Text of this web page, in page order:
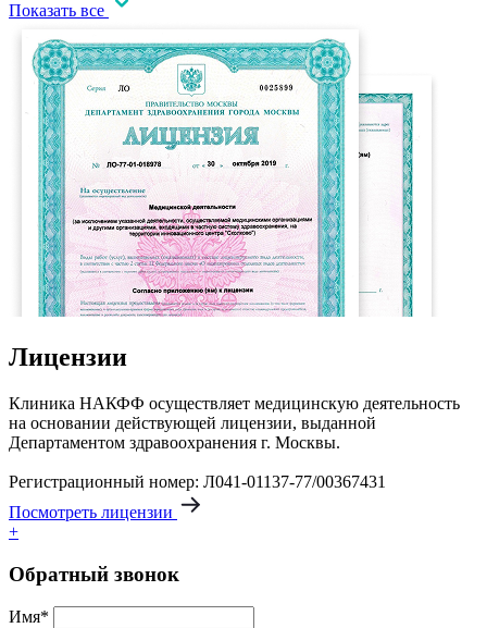
Показать все
Лицензии
Клиника НАКФФ осуществляет медицинскую деятельность
на основании действующей лицензии, выданной
Департаментом здравоохранения г. Москвы.
Регистрационный номер: Л041-01137-77/00367431
Посмотреть лицензии
+
Обратный звонок
Имя*